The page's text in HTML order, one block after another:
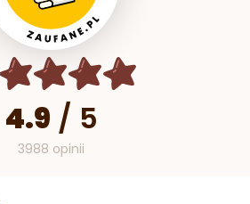
4.9 / 5
3988 opinii